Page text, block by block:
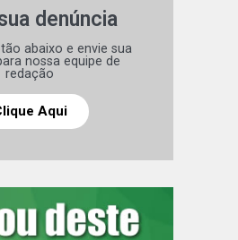
denúncia
abaixo e envie sua
nossa equipe de
redação
Aqui